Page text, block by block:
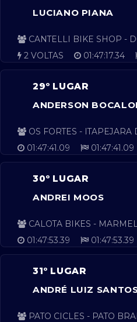
LUCIANO PIANA
CANTELLI BIKE SHOP -
2 VOLTAS
01:47:17.34
29º LUGAR
ANDERSON
OS FORTES - ITAPEJARA
01:47:41.09
01:47:41.09
30º LUGAR
ANDREI MOOS
CALOTA BIKES -
01:47:53.39
01:47:53.39
31º LUGAR
ANDRÉ LUIZ
PATO CICLES - PATO